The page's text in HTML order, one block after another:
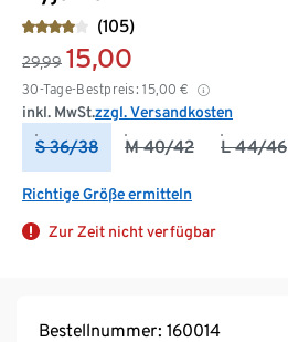
(105)
29,99 15,00
30-Tage-Bestpreis: 15,00 €
inkl. MwSt.zzgl. Versandkosten
S 36/38 M 40/42 L 44/46
Richtige Größe ermitteln
Zur Zeit nicht verfügbar
Bestellnummer: 160014